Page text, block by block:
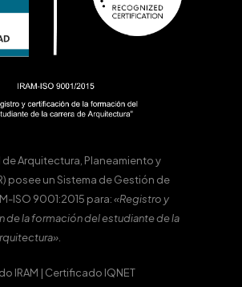
de Arquitectura, Planeamiento y
posee un Sistema de Gestión de
ISO 9001:2015 para:«Registro y
de la formación del estudiante de la
IRAM | Certificado IQNET